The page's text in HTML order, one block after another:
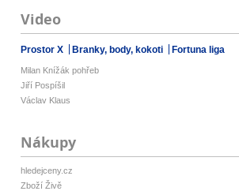
Video
Prostor X Branky, body, kokoti Fortuna liga
Milan Knížák pohřeb
Jiří Pospíšil
Václav Klaus
Nákupy
hledejceny.cz
Zboží Živě